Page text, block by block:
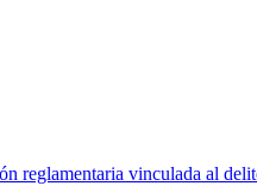
reglamentaria vinculada al